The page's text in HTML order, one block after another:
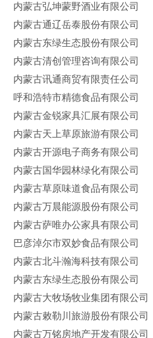
内蒙古弘坤蒙野酒业有限公司
内蒙古通辽岳泰股份有限公司
内蒙古东绿生态股份有限公司
内蒙古清创管理咨询有限公司
内蒙古讯通商贸有限责任公司
呼和浩特市精德食品有限公司
内蒙古金锐家具汇展有限公司
内蒙古天上草原旅游有限公司
内蒙古开源电子商务有限公司
内蒙古国华园林绿化有限公司
内蒙古草原味道食品有限公司
内蒙古万晨能源股份有限公司
内蒙古萨唯办公家具有限公司
巴彦淖尔市双妙食品有限公司
内蒙古北斗瀚海科技有限公司
内蒙古东绿生态股份有限公司
内蒙古大牧场牧业集团有限公司
内蒙古敕勒川旅游股份有限公司
内蒙古万铭房地产开发有限公司